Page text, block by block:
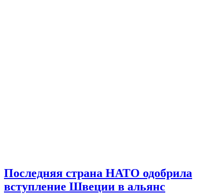
Последняя страна НАТО одобрила
вступление Швеции в альянс